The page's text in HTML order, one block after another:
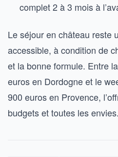
complet 2 à 3 mois à
Le séjour en château reste
accessible, à condition de
et la bonne formule. Entre
euros en Dordogne et le
900 euros en Provence,
budgets et toutes les envies.